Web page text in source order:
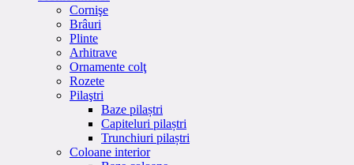
Cornişe
Brâuri
Plinte
Arhitrave
Ornamente colţ
Rozete
Pilaştri
Baze pilaștri
Capiteluri pilaștri
Trunchiuri pilaștri
Coloane interior